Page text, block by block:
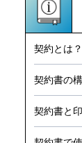
契約とは？
契約書の
契約書と